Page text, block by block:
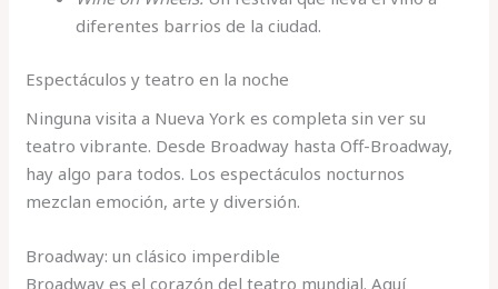
diferentes barrios de la ciudad.
Espectáculos y teatro en la noche
Ninguna visita a Nueva York es completa sin ver su
teatro vibrante. Desde Broadway hasta Off-Broadway,
hay algo para todos. Los espectáculos nocturnos
mezclan emoción, arte y diversión.
Broadway: un clásico imperdible
Broadway es el corazón del teatro mundial. Aquí